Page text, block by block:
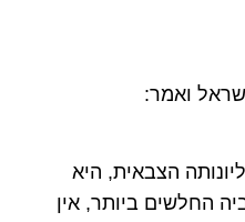
ואמר:
הצבאית, היא
החלשים ביותר, אין